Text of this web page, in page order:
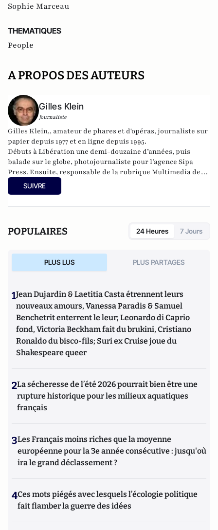
Sophie Marceau
THEMATIQUES
People
A PROPOS DES AUTEURS
Gilles Klein
Journaliste
Gilles Klein,, amateur de phares et d'opéras, journaliste sur
papier depuis 1977 et en ligne depuis 1995.
Débuts à Libération une demi-douzaine d’années, puis
balade sur le globe, photojournaliste pour l’agence Sipa
Press. Ensuite, responsable de la rubrique Multimedia de
ELLE, avant d’écrire sur les médias à Arrêt sur Images et de
collaborer avec Atlantico. Par ailleurs fut blogueur, avec Le
SUIVRE
POPULAIRES 24 Heures 7 Jours
PLUS LUS PLUS PARTAGES
1Jean Dujardin & Laetitia Casta étrennent leurs
nouveaux amours, Vanessa Paradis & Samuel
Benchetrit enterrent le leur; Leonardo di Caprio
fond, Victoria Beckham fait du brukini, Cristiano
Ronaldo du bisco-fils; Suri ex Cruise joue du
Shakespeare queer
2La sécheresse de l’été 2026 pourrait bien être une
rupture historique pour les milieux aquatiques
français
3Les Français moins riches que la moyenne
européenne pour la 3e année consécutive : jusqu'où
ira le grand déclassement ?
4Ces mots piégés avec lesquels l’écologie politique
fait flamber la guerre des idées